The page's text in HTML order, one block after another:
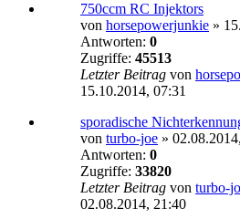
750ccm RC Injektors
von horsepowerjunkie »
Antworten: 0
Zugriffe: 45513
Letzter Beitrag von
15.10.2014, 07:31
sporadische
von turbo-joe »
Antworten: 0
Zugriffe: 33820
Letzter Beitrag von turbo-
02.08.2014, 21:40